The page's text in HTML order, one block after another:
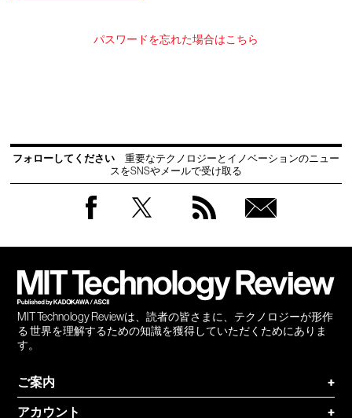
パスワードを忘れた場合はこちら
フォローしてください
重要なテクノロジーとイノベーションのニュー
スをSNSやメールで受け取る
MIT Technology Reviewは、読者の皆さまに、テクノロジーが形作
る 世界を理解するための知識を獲得していただくためにありま
す。
ご案内
+
アカウント
+